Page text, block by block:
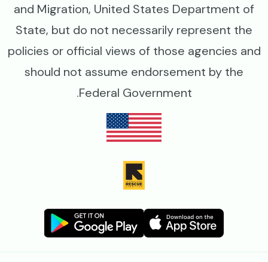
and Migration, United States Department of
State, but do not necessarily represent the
policies or official views of those agencies and
should not assume endorsement by the
Federal Government.
Image
Image